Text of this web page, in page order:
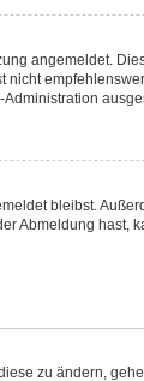
angemeldet.
bleibst.
Abmeldung hast,
zu ändern,